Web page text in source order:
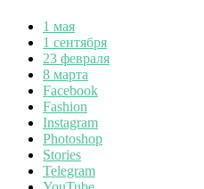
1 мая
1 сентября
23 февраля
8 марта
Facebook
Fashion
Instagram
Photoshop
Stories
Telegram